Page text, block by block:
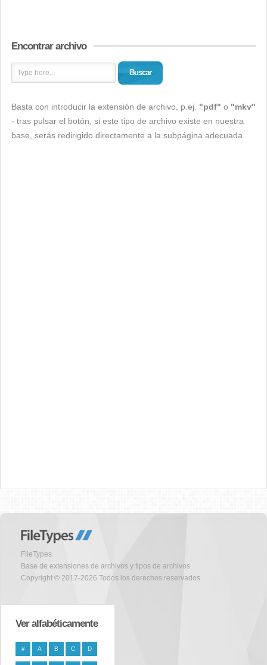
Encontrar archivo
Buscar
Basta con introducir la extensión de archivo, p.ej. "pdf" o "mkv"
- tras pulsar el botón, si este tipo de archivo existe en nuestra
base, serás redirigido directamente a la subpágina adecuada.
FileTypes
Base de extensiones de archivos y tipos de archivos
Copyright © 2017-2026 Todos los derechos reservados
Ver alfabéticamente
# A B C D